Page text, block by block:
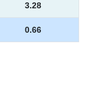
3.28
0.66